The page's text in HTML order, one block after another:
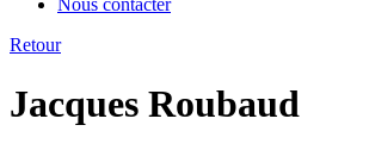
Nous contacter
Retour
Jacques Roubaud